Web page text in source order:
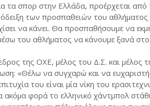
τα σπορ στην Ελλάδα, προέρχεται από
των προσπαθειών του
να κάνει. Θα προσπαθήσουμε να
του αθλήματος να κάνουμε ξανά
της ΟΧΕ, μέλος του Δ.Σ. και μέλος
«Θέλω να συγχαρώ και να
του είναι μία νίκη του
ακόμα φορά το ελληνικό χάντμπολ